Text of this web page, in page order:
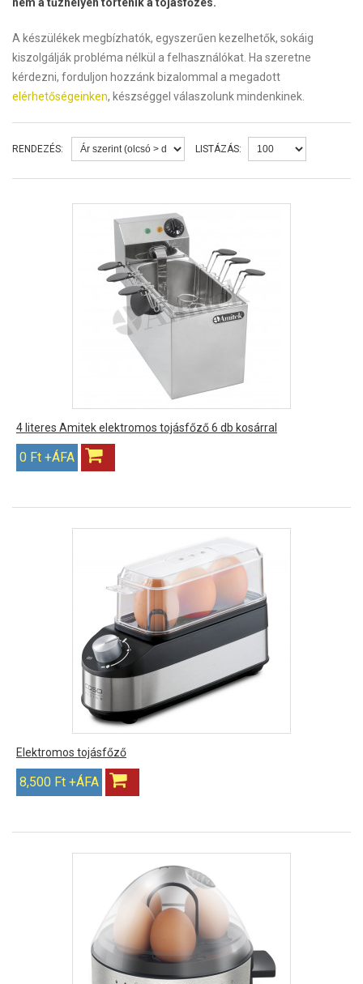
A készülékek megbízhatók, egyszerűen kezelhetők, sokáig
kiszolgálják probléma nélkül a felhasználókat. Ha szeretne
kérdezni, forduljon hozzánk bizalommal a megadott
elérhetőségeinken, készséggel válaszolunk mindenkinek.
RENDEZÉS: LISTÁZÁS:
4 literes Amitek elektromos tojásfőző 6 db kosárral
0 Ft +ÁFA
Elektromos tojásfőző
8,500 Ft +ÁFA